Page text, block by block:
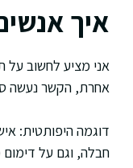
איך
אני מציע לחשוב על
אחרת, הקשר נעשה
חבלה, וגם על